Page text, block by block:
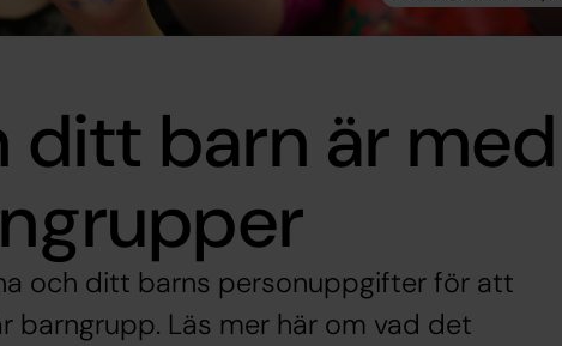
ditt barn är med
och ditt barns personuppgifter för att
barngrupp. Läs mer här om vad det